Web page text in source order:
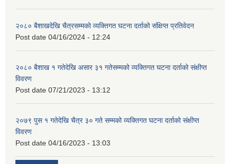
२०८० बैशाखदेखि चैत्रसम्मको व्यक्तिगत घटना दर्ताको संक्षिप्त प्रतिवेदन
Post date 04/16/2024 - 12:24
२०८० बैशाख १ गतेदेखि असार ३१ गतेसम्मको व्यक्तिगत घटना दर्ताको संक्षीप्त
विवरण
Post date 07/21/2023 - 13:12
२०७९ पुस १ गतेदेखि चैत्र ३० गते सम्मको व्यक्तिगत घटना दर्ताको संक्षीप्त
विवरण
Post date 04/16/2023 - 13:03